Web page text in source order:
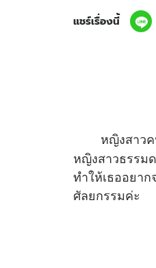
แชร์เรื่องนี้
หญิงสาวค
หญิงสาวธรรม
ทำให้เธออยา
ศัลยกรรมค่ะ